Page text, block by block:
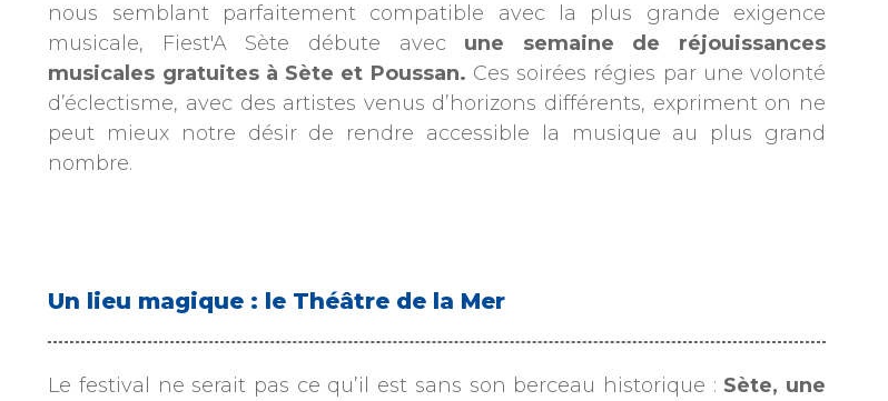
nous semblant parfaitement compatible avec la plus grande exigence
musicale, Fiest'A Sète débute avec une semaine de réjouissances
musicales gratuites à Sète et Poussan. Ces soirées régies par une volonté
d’éclectisme, avec des artistes venus d’horizons différents, expriment on ne
peut mieux notre désir de rendre accessible la musique au plus grand
nombre.
Un lieu magique : le Théâtre de la Mer
Le festival ne serait pas ce qu’il est sans son berceau historique : Sète, une